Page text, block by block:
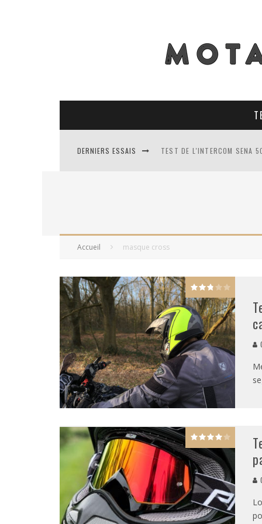
DERNIERS ESSAIS TEST DE L'INTERCOM SENA
Accueil masque cross